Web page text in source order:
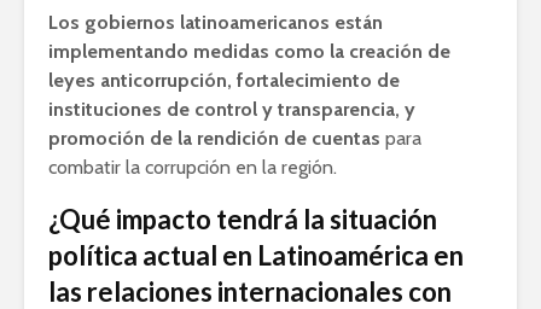
Los gobiernos latinoamericanos están
implementando medidas como la creación de
leyes anticorrupción, fortalecimiento de
instituciones de control y transparencia, y
promoción de la rendición de cuentas para
combatir la corrupción en la región.
¿Qué impacto tendrá la situación
política actual en Latinoamérica en
las relaciones internacionales con